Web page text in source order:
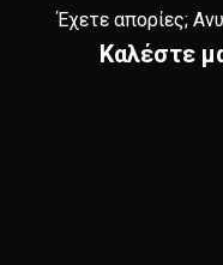
Έχετε απορίες;
Καλέστε